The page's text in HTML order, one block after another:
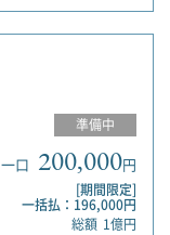
準備中
一口 200,000円
[期間限定]
一括払：196,000円
総額 1億円